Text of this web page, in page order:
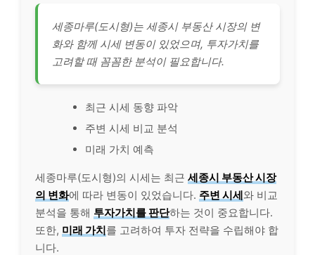
세종마루(도시형)는 세종시 부동산 시장의 변
화와 함께 시세 변동이 있었으며, 투자가치를
고려할 때 꼼꼼한 분석이 필요합니다.
최근 시세 동향 파악
주변 시세 비교 분석
미래 가치 예측
세종마루(도시형)의 시세는 최근 세종시 부동산 시장
의 변화에 따라 변동이 있었습니다. 주변 시세와 비교
분석을 통해 투자가치를 판단하는 것이 중요합니다.
또한, 미래 가치를 고려하여 투자 전략을 수립해야 합
니다.